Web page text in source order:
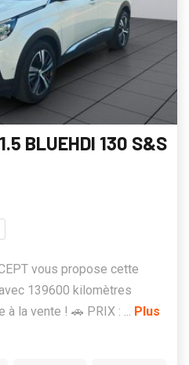
BLUEHDI 130 S&S
vous propose cette
139600 kilomètres
la vente ! 🚗 PRIX : ... Plus